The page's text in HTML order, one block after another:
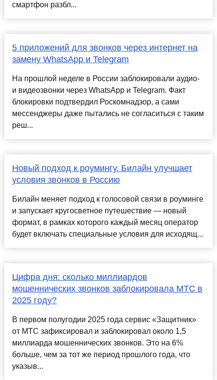
смартфон разбл...
5 приложений для звонков через интернет на
замену WhatsApp и Telegram
На прошлой неделе в России заблокировали аудио-
и видеозвонки через WhatsApp и Telegram. Факт
блокировки подтвердил Роскомнадзор, а сами
мессенджеры даже пытались не согласиться с таким
реш...
Новый подход к роумингу. Билайн улучшает
условия звонков в Россию
Билайн меняет подход к голосовой связи в роуминге
и запускает кругосветное путешествие — новый
формат, в рамках которого каждый месяц оператор
будет включать специальные условия для исходящ...
Цифра дня: сколько миллиардов
мошеннических звонков заблокировала МТС в
2025 году?
В первом полугодии 2025 года сервис «Защитник»
от МТС зафиксировал и заблокировал около 1,5
миллиарда мошеннических звонков. Это на 6%
больше, чем за тот же период прошлого года, что
указыв...